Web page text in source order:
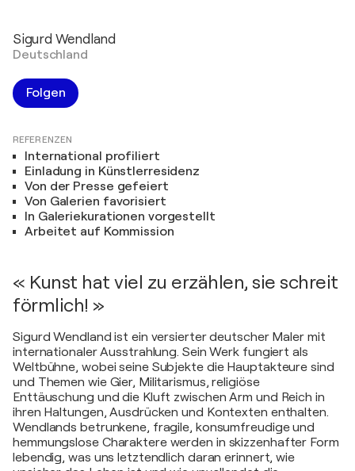
Sigurd Wendland
Deutschland
Folgen
REFERENZEN
International profiliert
Einladung in Künstlerresidenz
Von der Presse gefeiert
Von Galerien favorisiert
In Galeriekurationen vorgestellt
Arbeitet auf Kommission
« Kunst hat viel zu erzählen, sie schreit
förmlich! »
Sigurd Wendland ist ein versierter deutscher Maler mit
internationaler Ausstrahlung. Sein Werk fungiert als
Weltbühne, wobei seine Subjekte die Hauptakteure sind
und Themen wie Gier, Militarismus, religiöse
Enttäuschung und die Kluft zwischen Arm und Reich in
ihren Haltungen, Ausdrücken und Kontexten enthalten.
Wendlands betrunkene, fragile, konsumfreudige und
hemmungslose Charaktere werden in skizzenhafter Form
lebendig, was uns letztendlich daran erinnert, wie